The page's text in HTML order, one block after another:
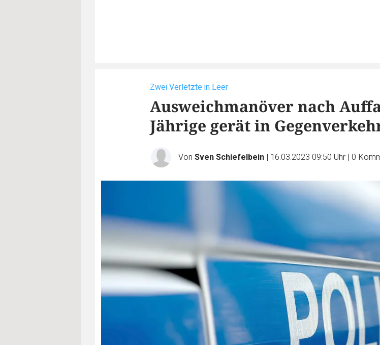
Zwei Verletzte in Leer
Ausweichmanöver nach
Jährige gerät in
Von Sven Schiefelbein | 16.03.2023 09:50 Uhr | 0